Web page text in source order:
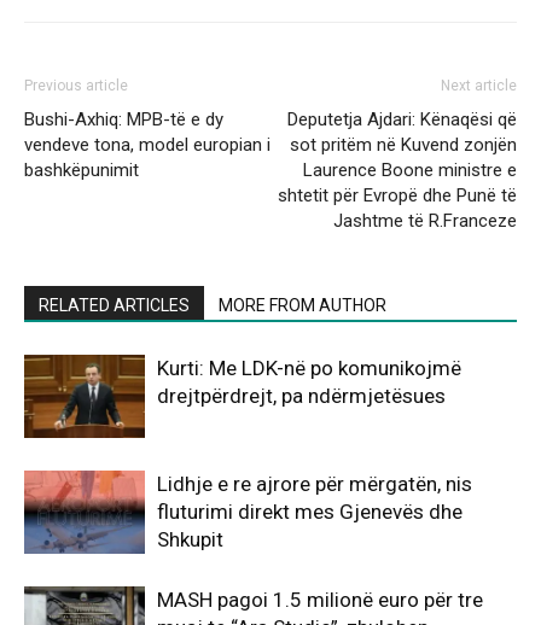
Previous article
Bushi-Axhiq: MPB-të e dy
vendeve tona, model europian i
bashkëpunimit
Next article
Deputetja Ajdari: Kënaqësi që
sot pritëm në Kuvend zonjën
Laurence Boone ministre e
shtetit për Evropë dhe Punë të
Jashtme të R.Franceze
RELATED ARTICLES MORE FROM AUTHOR
Kurti: Me LDK-në po komunikojmë
drejtpërdrejt, pa ndërmjetësues
Lidhje e re ajrore për mërgatën, nis
fluturimi direkt mes Gjenevës dhe
Shkupit
MASH pagoi 1.5 milionë euro për tre